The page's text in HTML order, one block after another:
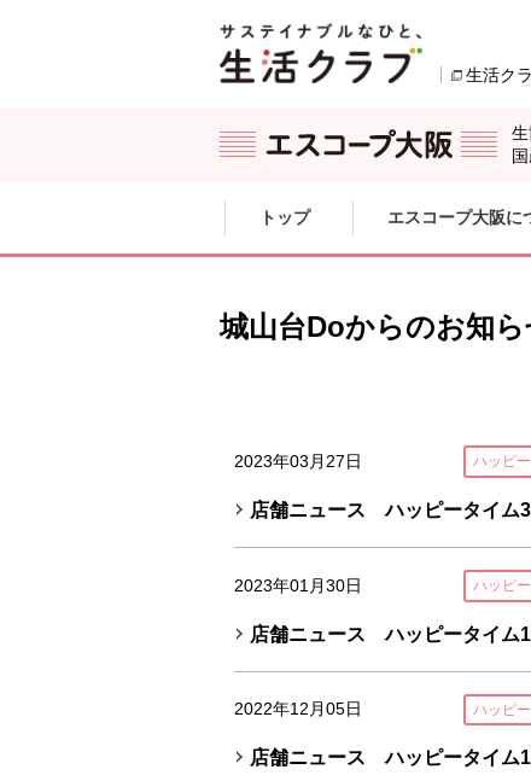
生活ク
ここからサイト内共通メニューです。
サイト内共通メニューをスキップする
トップ エスコープ大阪に
城山台Doからのお知ら
2023年03月27日 ハッピ
店舗ニュース ハッピータイム3
2023年01月30日 ハッピ
店舗ニュース ハッピータイム1
2022年12月05日 ハッピ
店舗ニュース ハッピータイム